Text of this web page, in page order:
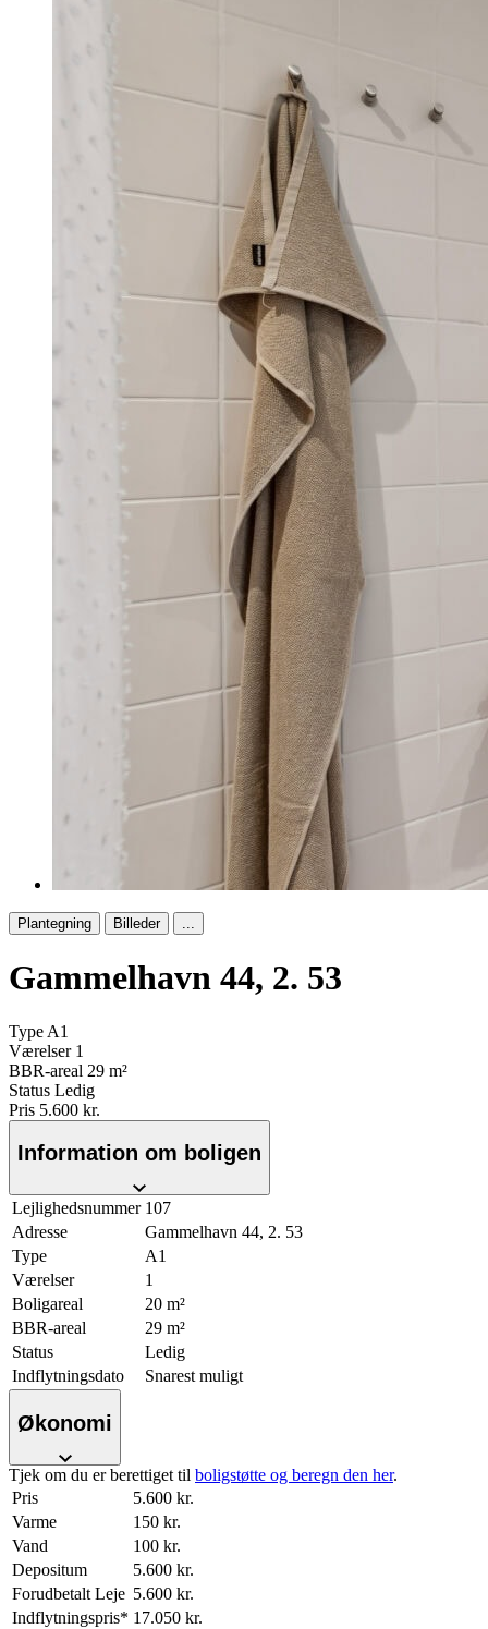
Plantegning Billeder ...
Gammelhavn 44, 2. 53
Type A1
Værelser 1
BBR-areal 29 m²
Status Ledig
Pris 5.600 kr.
Information om boligen
Lejlighedsnummer 107
Adresse
Gammelhavn 44, 2. 53
Type
A1
Værelser
1
Boligareal
20 m²
BBR-areal
29 m²
Status
Ledig
Indflytningsdato
Snarest muligt
Økonomi
Tjek om du er berettiget til boligstøtte og beregn den her.
Pris
5.600 kr.
Varme
150 kr.
Vand
100 kr.
Depositum
5.600 kr.
Forudbetalt Leje 5.600 kr.
Indflytningspris* 17.050 kr.